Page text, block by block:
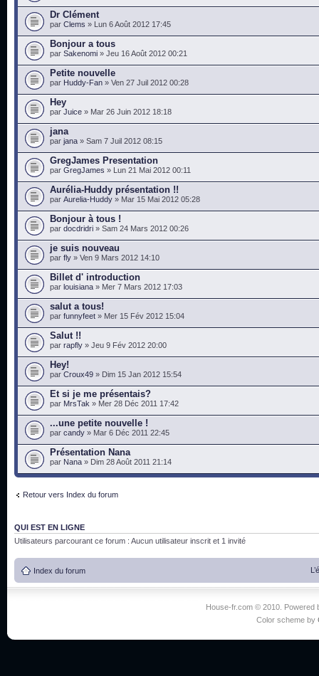
Dr Clément
par Clems » Lun 6 Août 2012 17:45
Bonjour a tous
par Sakenomi » Jeu 16 Août 2012 00:21
Petite nouvelle
par Huddy-Fan » Ven 27 Juil 2012 00:28
Hey
par Juice » Mar 26 Juin 2012 18:18
jana
par jana » Sam 7 Juil 2012 08:15
GregJames Presentation
par GregJames » Lun 21 Mai 2012 00:11
Aurélia-Huddy présentation !!
par Aurelia-Huddy » Mar 15 Mai 2012 05:28
Bonjour à tous !
par docdridri » Sam 24 Mars 2012 00:26
je suis nouveau
par fly » Ven 9 Mars 2012 14:10
Billet d' introduction
par louisiana » Mer 7 Mars 2012 17:03
salut a tous!
par funnyfeet » Mer 15 Fév 2012 15:04
Salut !!
par rapfly » Jeu 9 Fév 2012 20:00
Hey!
par Croux49 » Dim 15 Jan 2012 15:54
Et si je me présentais?
par MrsTak » Mer 28 Déc 2011 17:42
...une petite nouvelle !
par candy » Mar 6 Déc 2011 22:45
Présentation Nana
par Nana » Dim 28 Août 2011 21:14
Retour vers Index du forum
QUI EST EN LIGNE
Utilisateurs parcourant ce forum : Aucun utilisateur inscrit et 1 invité
Index du forum
House-fr.com © 2010. Powered
Color scheme by